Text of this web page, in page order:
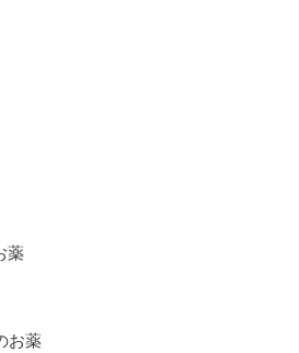
薬
お薬